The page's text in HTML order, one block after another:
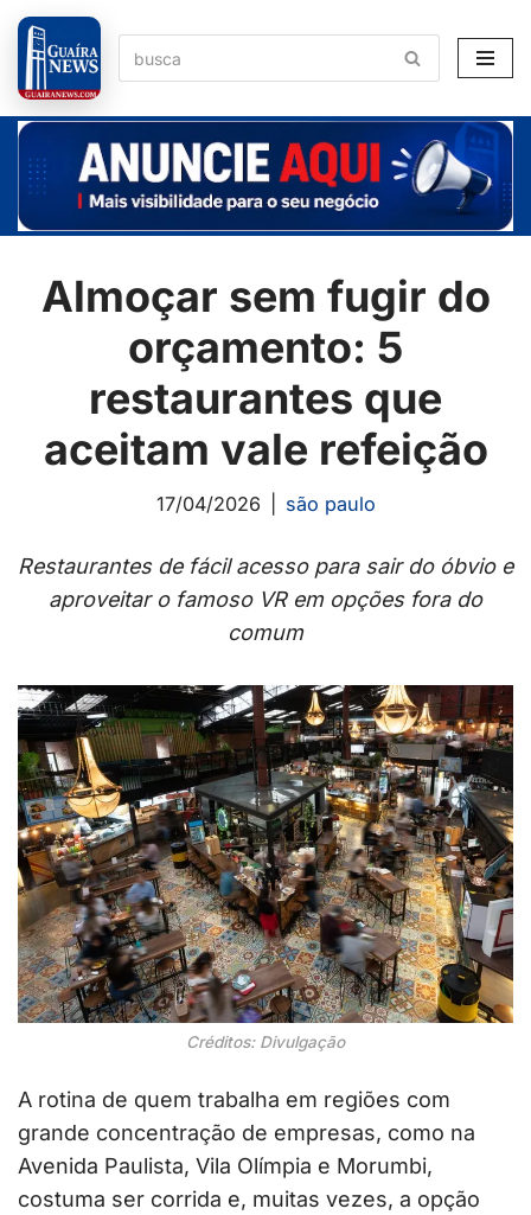
Pular
para
o
conteúdo
Almoçar sem fugir do
orçamento: 5
restaurantes que
aceitam vale refeição
17/04/2026 são paulo
Restaurantes de fácil acesso para sair do óbvio e
aproveitar o famoso VR em opções fora do
comum
Créditos: Divulgação
A rotina de quem trabalha em regiões com
grande concentração de empresas, como na
Avenida Paulista, Vila Olímpia e Morumbi,
costuma ser corrida e, muitas vezes, a opção